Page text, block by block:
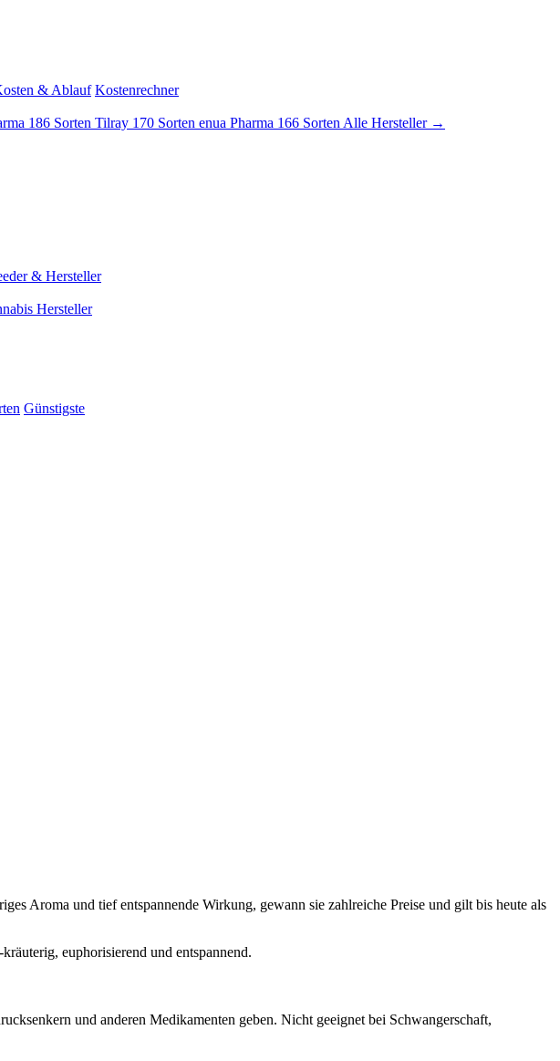
& Ablauf Kostenrechner
186 Sorten Tilray 170 Sorten enua Pharma 166 Sorten Alle Hersteller →
& Hersteller
Hersteller
Günstigste
Aroma und tief entspannende Wirkung, gewann sie zahlreiche Preise und gilt bis heute als
euphorisierend und entspannend.
und anderen Medikamenten geben. Nicht geeignet bei Schwangerschaft,